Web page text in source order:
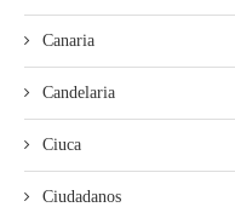
Canaria
Candelaria
Ciuca
Ciudadanos